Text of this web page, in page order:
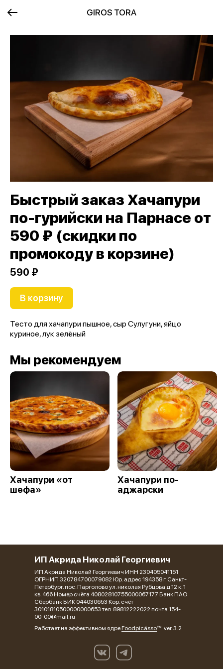
GIROS TORA
Быстрый заказ Хачапури
по-гурийски на Парнасе от
590 ₽ (скидки по
промокоду в корзине)
590 ₽
В корзину
Тесто для хачапури пышное, сыр Сулугуни, яйцо
куриное, лук зелёный
Мы рекомендуем
Хачапури «от
шефа»
Хачапури по-
аджарски
ИП Акрида Николай Георгиевич
ИП Акрида Николай Георгиевич ИНН 230405041151
ОГРНИП 320784700079082 Юр. адрес 194358 г. Санкт-
Петербург. пос. Парголово ул. николая Рубцова д.12 к. 1
кв. 466 Номер счёта 40802810755000067177 Банк ПАО
Сбербанк БИК 044030653 Кор. счёт
30101810500000000653 тел. 89812222022 почта 154-
00-00@mail.ru
Работает на эффективном ядреFoodpicássover. 3.2